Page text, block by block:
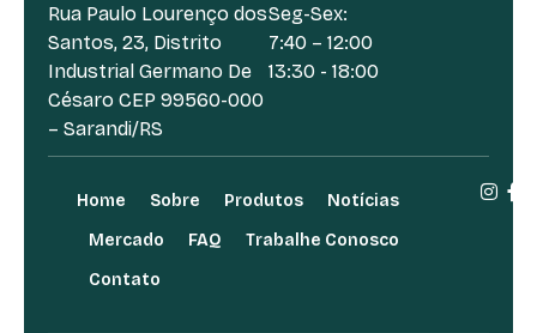
Rua Paulo Lourenço dos
Santos, 23, Distrito
Industrial Germano De
Césaro CEP 99560-000
– Sarandi/RS
Seg-Sex:
7:40 – 12:00
13:30 - 18:00
Home Sobre Produtos
Notícias
Mercado
FAQ
Trabalhe Conosco
Contato